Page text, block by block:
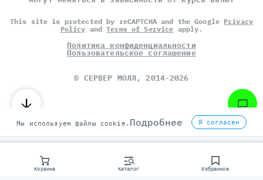
Корзина Каталог Избранное
This site is protected by reCAPTCHA and the Google Privacy
Policy andTerms of Service apply.
Политика конфиденциальности
Пользовательское соглашение
© СЕРВЕР МОЛЛ, 2014-2026
Мы используем файлы cookie. Подробнее Я согласен